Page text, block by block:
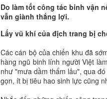
Do làm tốt công tác binh vận
vẫn giành thắng lợi.
Lấy vũ khí của địch trang bị
Các cán bộ của chiến khu đã
hàng ngũ binh lính người Việt
như "mưa dầm thấm lâu", qua
gọn, ít bị tiêu hao sinh lực cũng